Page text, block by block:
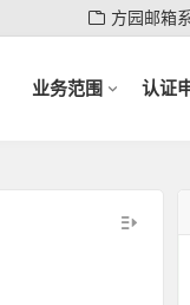
方园邮箱
业务范围 认证